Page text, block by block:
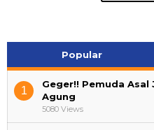
Popular
1
Geger!! Pemuda
Agung
5080 Views